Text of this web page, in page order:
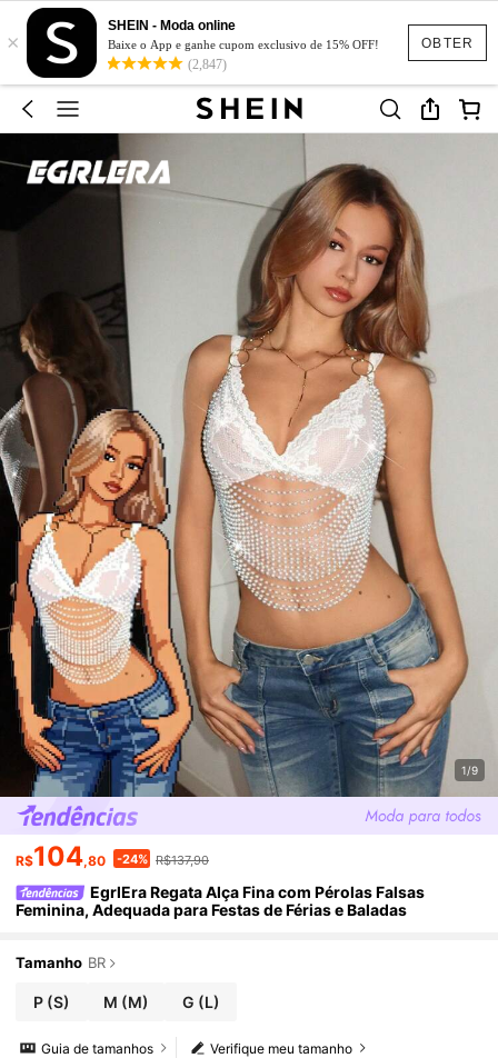
OBTER
×
SHEIN - Moda online
Baixe o App e ganhe cupom exclusivo de 15% OFF!
(2,847)
1/9
R$104,80 -24% R$137,90
EgrlEra Regata Alça Fina com Pérolas Falsas
Feminina, Adequada para Festas de Férias e Baladas
Tamanho BR
P (S) M (M) G (L)
Verifique meu tamanho
Guia de tamanhos